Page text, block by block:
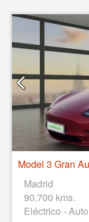
Model 3 Gran
Madrid
90.700 kms.
Eléctrico -